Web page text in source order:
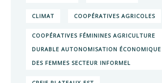
CLIMAT COOPÉRATIVES AGRICOLES
COOPÉRATIVES FÉMININES AGRICULTURE
DURABLE AUTONOMISATION ÉCONOMIQUE
DES FEMMES SECTEUR INFORMEL